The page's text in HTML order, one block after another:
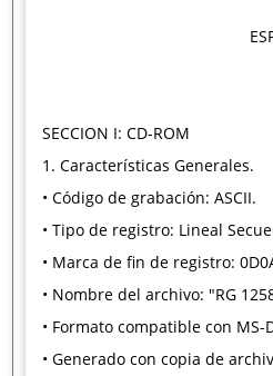
SECCION I: CD-ROM
1. Características Generales.
• Código de grabación: ASCII.
• Tipo de registro: Lineal
• Marca de fin de registro:
• Nombre del archivo: "RG
• Formato compatible con MS-
• Generado con copia de